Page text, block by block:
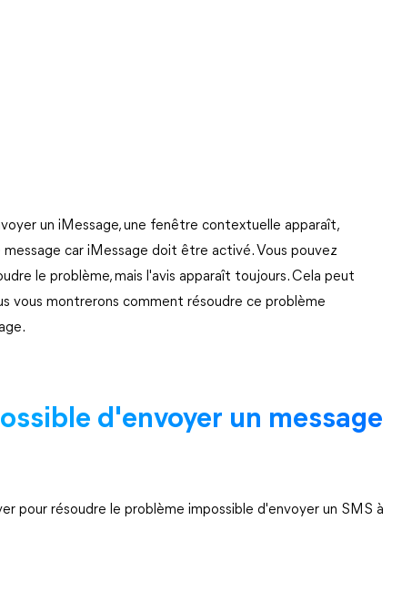
un iMessage, une fenêtre contextuelle apparaît,
car iMessage doit être activé. Vous pouvez
le problème, mais l'avis apparaît toujours. Cela peut
vous montrerons comment résoudre ce problème
d'envoyer un message
pour résoudre le problème impossible d'envoyer un SMS à